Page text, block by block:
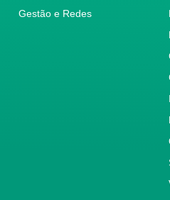
Gestão e Redes